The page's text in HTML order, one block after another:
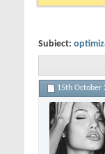
Subiect:
15th October